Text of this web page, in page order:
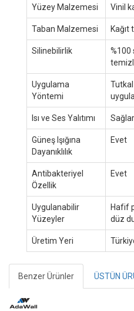
Yüzey Malzemesi Vinil
Taban Malzemesi Kağıt
Silinebilirlik
%100
Uygulama
Yöntemi
Isı ve Ses Yalıtımı Sağlar
Güneş Işığına
Dayanıklılık
Evet
Antibakteriyel
Özellik
Evet
Uygulanabilir
Yüzeyler
Hafif
düz
Üretim Yeri
Benzer Ürünler ÜSTÜN